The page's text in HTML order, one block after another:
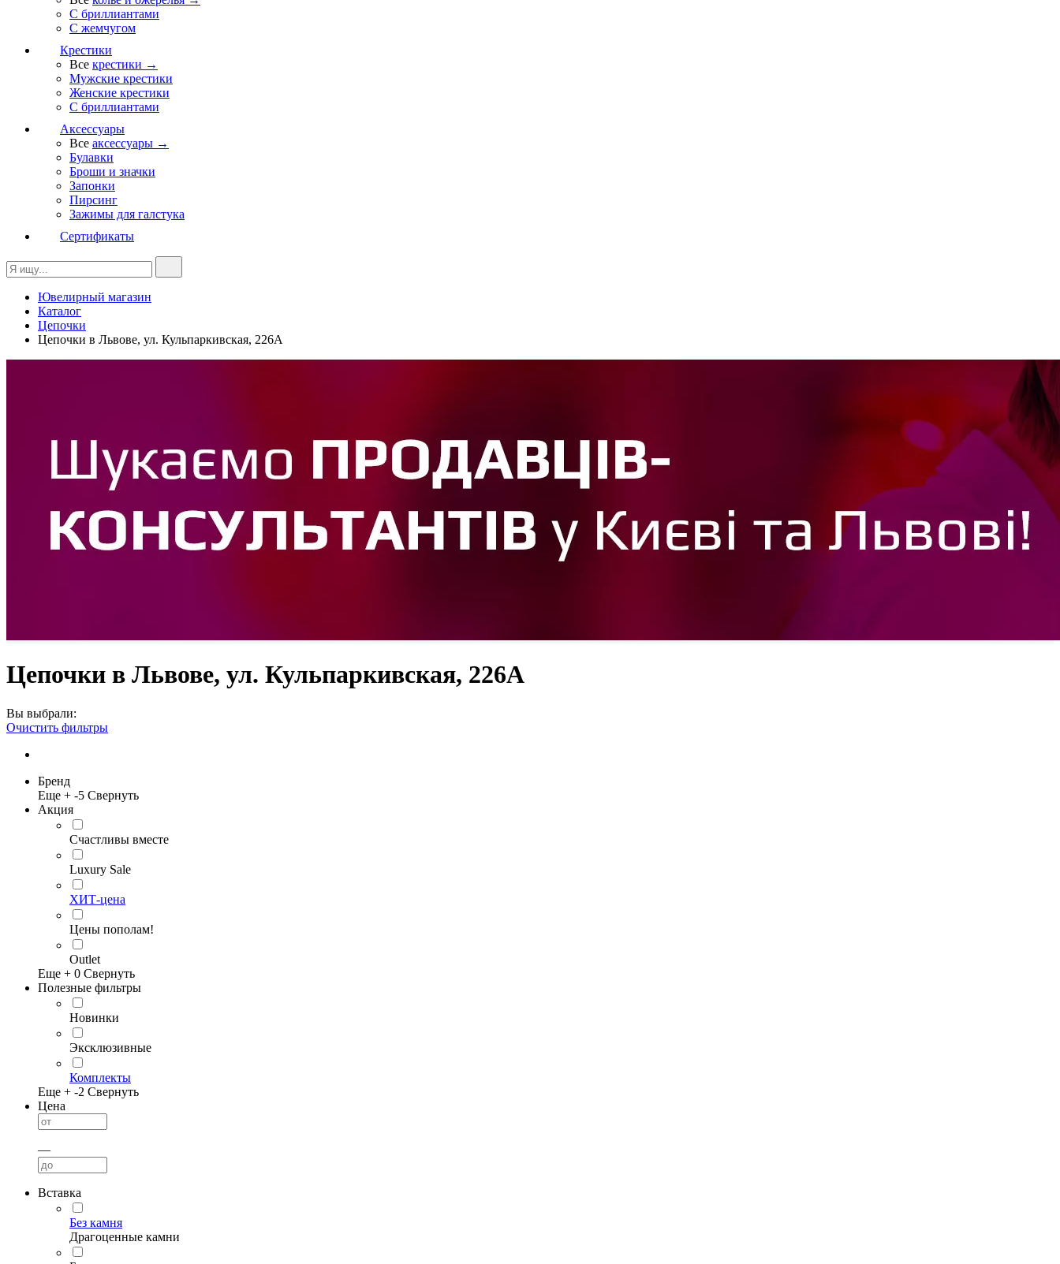
С бриллиантами
С жемчугом
Крестики
Все крестики →
Мужские крестики
Женские крестики
С бриллиантами
Аксессуары
Все аксессуары →
Булавки
Броши и значки
Запонки
Пирсинг
Зажимы для галстука
Сертификаты
Ювелирный магазин
Каталог
Цепочки
Цепочки в Львове, ул. Кульпаркивская, 226А
Цепочки в Львове, ул. Кульпаркивская, 226А
Вы выбрали:
Очистить фильтры
Бренд
Еще + -5 Свернуть
Акция
Счастливы вместе
Luxury Sale
ХИТ-цена
Цены пополам!
Outlet
Еще + 0 Свернуть
Полезные фильтры
Новинки
Эксклюзивные
Комплекты
Еще + -2 Свернуть
Цена
—
Вставка
Без камня
Драгоценные камни